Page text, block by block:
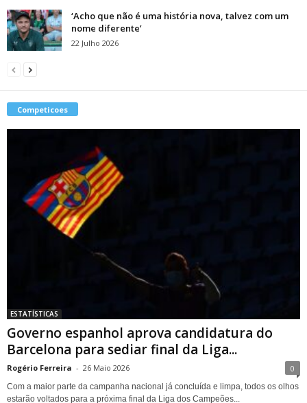
‘Acho que não é uma história nova, talvez com um
nome diferente’
22 Julho 2026
Competicoes
ESTATÍSTICAS
Governo espanhol aprova candidatura do
Barcelona para sediar final da Liga...
Rogério Ferreira - 26 Maio 2026 0
Com a maior parte da campanha nacional já concluída e limpa, todos os olhos
estarão voltados para a próxima final da Liga dos Campeões...